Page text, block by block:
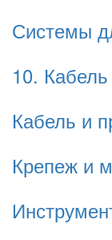
Системы
10.
Кабель и
Крепеж и